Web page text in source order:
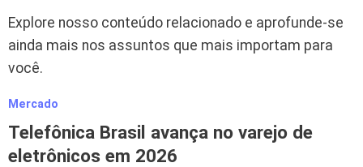
Explore nosso conteúdo relacionado e aprofunde-se
ainda mais nos assuntos que mais importam para
você.
Mercado
Telefônica Brasil avança no varejo de
eletrônicos em 2026